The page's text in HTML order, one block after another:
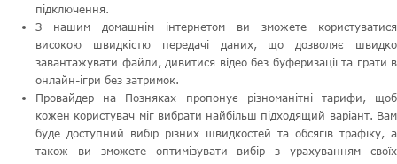
підключення.
З нашим домашнім інтернетом ви зможете користуватися
високою швидкістю передачі даних, що дозволяє швидко
завантажувати файли, дивитися відео без буферизації та грати в
онлайн-ігри без затримок.
Провайдер на Позняках пропонує різноманітні тарифи, щоб
кожен користувач міг вибрати найбільш підходящий варіант. Вам
буде доступний вибір різних швидкостей та обсягів трафіку, а
також ви зможете оптимізувати вибір з урахуванням своїх